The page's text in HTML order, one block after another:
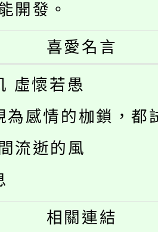
開發。
喜愛名言
虛懷若愚
為感情的枷鎖，都
流逝的風
相關連結